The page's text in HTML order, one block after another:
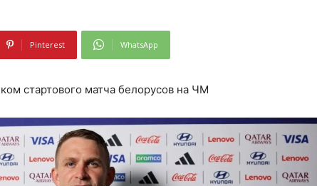
Pinterest WhatsApp
стартового матча белорусов на ЧМ